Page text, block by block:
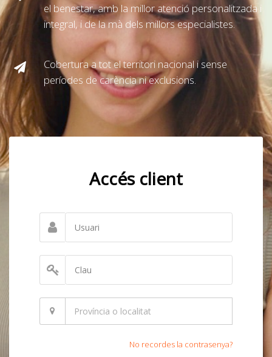
el benestar, amb la millor atenció personalitzada i
integral, i de la mà dels millors especialistes.
Cobertura a tot el territori nacional i sense
períodes de carència ni exclusions.
Accés client
No recordes la contrasenya?